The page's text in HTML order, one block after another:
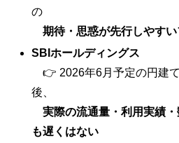
の
期待・思惑が先行しやす
SBIホールディングス
👉 2026年6月予定の円建
後、
実際の流通量・利用実績
も遅くはない